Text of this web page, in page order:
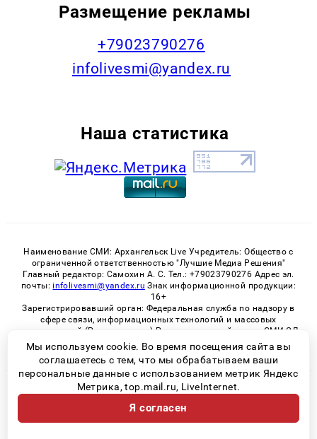
Размещение рекламы
+79023790276
infolivesmi@yandex.ru
Наша статистика
Наименование СМИ: Архангельск Live Учредитель: Общество с
ограниченной ответственностью "Лучшие Медиа Решения"
Главный редактор: Самохин А. С. Тел.: +79023790276 Адрес эл.
почты: infolivesmi@yandex.ru Знак информационной продукции:
16+
Зарегистрировавший орган: Федеральная служба по надзору в
сфере связи, информационных технологий и массовых
коммуникаций (Роскомнадзор) Регистрационный номер СМИ ЭЛ
№ ФС 77 - 82533 от 21.01.2022
© 2026 «Архангельск Live» | Все права защищены
Возрастная категория сайта 16+
Политика конфиденциальности
Мы используем cookie. Во время посещения сайта вы
соглашаетесь с тем, что мы обрабатываем ваши
персональные данные с использованием метрик Яндекс
Метрика, top.mail.ru, LiveInternet.
Я согласен